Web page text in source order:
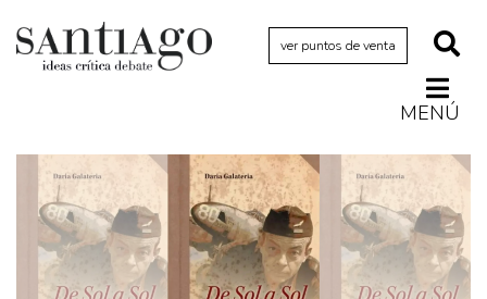
ver puntos de venta
MENÚ
Archivo Cenfoto-UDP
Arquetipos de situación
Artes visuales